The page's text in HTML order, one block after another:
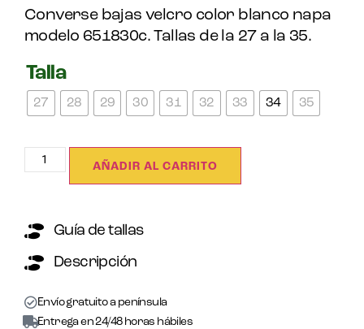
Converse bajas velcro color blanco napa
modelo 651830c. Tallas de la 27 a la 35.
Talla
27 28 29 30 31 32 33 34 35
AÑADIR AL CARRITO
Guía de tallas
Descripción
Envío gratuito a península
Entrega en 24/48 horas hábiles